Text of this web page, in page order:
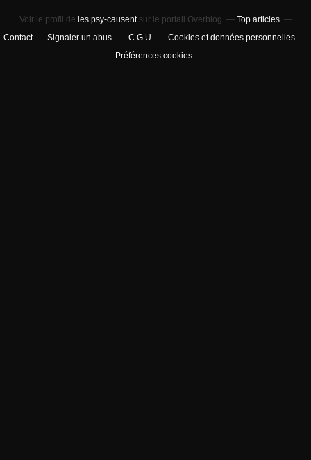
Voir le profil de les psy-causentsur le portail Overblog
Top articles
Contact
Signaler un abus C.G.U.
Cookies et données personnelles
Préférences cookies